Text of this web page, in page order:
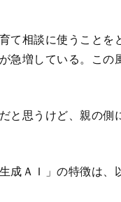
と思うけど、親の側
成ＡＩ」の特徴は、